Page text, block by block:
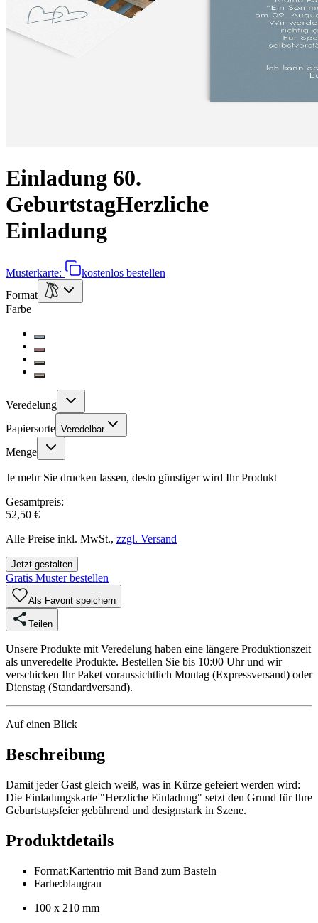
Einladung 60.
GeburtstagHerzliche
Einladung
Musterkarte:
kostenlos bestellen
Format
Farbe
Veredelung
Papiersorte Veredelbar
Menge
Je mehr Sie drucken lassen, desto günstiger wird Ihr Produkt
Gesamtpreis:
52,50 €
Alle Preise inkl. MwSt., zzgl. Versand
Jetzt gestalten
Gratis Muster bestellen
Als Favorit speichern
Teilen
Unsere Produkte mit Veredelung haben eine längere Produktionszeit
als unveredelte Produkte. Bestellen Sie bis 10:00 Uhr und wir
verschicken Ihr Paket voraussichtlich Montag (Expressversand) oder
Dienstag (Standardversand).
Auf einen Blick
Beschreibung
Damit jeder Gast gleich weiß, was in Kürze gefeiert werden wird:
Die Einladungskarte "Herzliche Einladung" setzt den Grund für Ihre
Geburtstagsfeier gebührend und designstark in Szene.
Produktdetails
Format:Kartentrio mit Band zum Basteln
Farbe:blaugrau
100 x 210 mm